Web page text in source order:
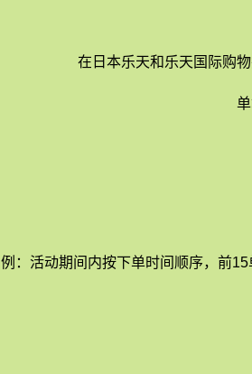
在日本乐天和乐天国际购
例：活动期间内按下单时间顺序，前